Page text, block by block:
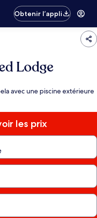
Obtenir l’appli
Lodge
avec une piscine extérieure
les prix